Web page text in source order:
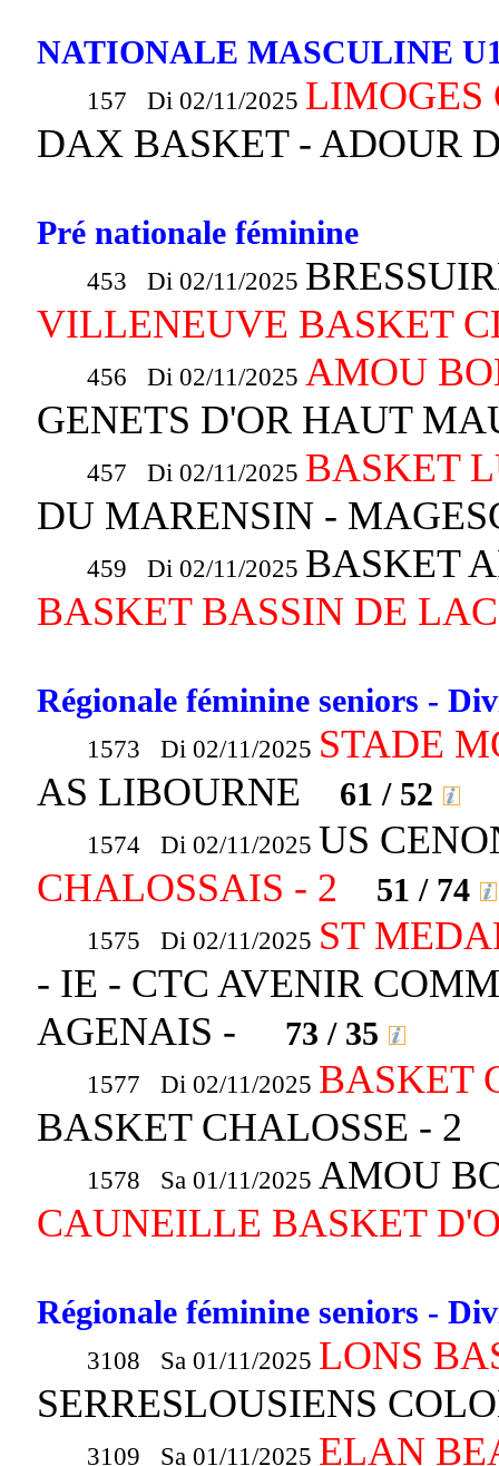
NATIONALE MASCULINE
157 Di 02/11/2025 LIMOGES
DAX BASKET - ADOUR
Pré nationale féminine
453 Di 02/11/2025
VILLENEUVE BASKET
456 Di 02/11/2025 AMOU
GENETS D'OR HAUT
457 Di 02/11/2025 BASKET
DU MARENSIN -
459 Di 02/11/2025 BASKET
BASKET BASSIN DE
Régionale féminine seniors -
1573 Di 02/11/2025 STADE
AS LIBOURNE
61 / 52
1574 Di 02/11/2025 US
CHALOSSAIS - 2
51 / 74
1575 Di 02/11/2025 ST
- IE - CTC AVENIR
AGENAIS -
73 / 35
1577 Di 02/11/2025 BASKET
BASKET CHALOSSE - 2
1578 Sa 01/11/2025 AMOU
CAUNEILLE BASKET
Régionale féminine seniors -
3108 Sa 01/11/2025 LONS
SERRESLOUSIENS
3109 Sa 01/11/2025 ELAN